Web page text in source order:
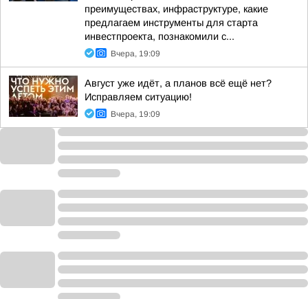
преимуществах, инфраструктуре, какие
предлагаем инструменты для старта
инвестпроекта, познакомили с...
Вчера, 19:09
Август уже идёт, а планов всё ещё нет?
Исправляем ситуацию!
Вчера, 19:09